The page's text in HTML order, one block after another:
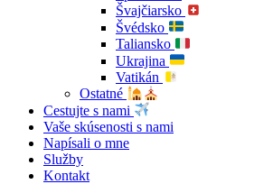
Švajčiarsko
Švédsko
Taliansko
Ukrajina
Vatikán
Ostatné
Cestujte s nami
Vaše skúsenosti s nami
Napísali o mne
Služby
Kontakt